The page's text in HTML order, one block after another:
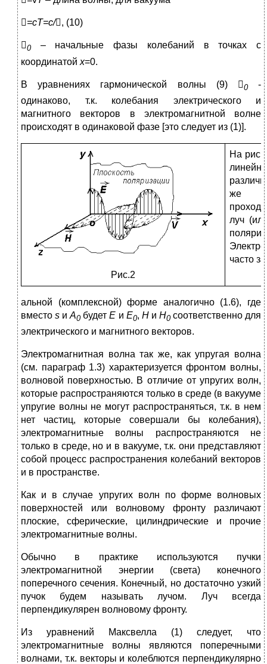
=сT=с/, (10)
0– начальные фазы колебаний в точках с
координатой x=0.
В уравнениях гармонической волны (9) 0-
одинаково, т.к. колебания электрического и
магнитного векторов в электромагнитной волне
происходят в одинаковой фазе [это следует из (1)].
Рис.2
На
же
луч
часто
альной (комплексной) форме аналогично (1.6), где
вместоs иА0будетЕ и Е0, Ни Н0соответственно для
электрического и магнитного векторов.
Электромагнитная волна так же, как упругая волна
(см. параграф 1.3) характеризуется фронтом волны,
волновой поверхностью. В отличие от упругих волн,
которые распространяются только в среде (в вакууме
упругие волны не могут распространяться, т.к. в нем
нет частиц, которые совершали бы колебания),
электромагнитные волны распространяются не
только в среде, но и в вакууме, т.к. они представляют
собой процесс распространения колебаний векторов
и в пространстве.
Как и в случае упругих волн по форме волновых
поверхностей или волновому фронту различают
плоские, сферические, цилиндрические и прочие
электромагнитные волны.
Обычно в практике используются пучки
электромагнитной энергии (света) конечного
поперечного сечения. Конечный, но достаточно узкий
пучок будем называть лучом. Луч всегда
перпендикулярен волновому фронту.
Из уравнений Максвелла (1) следует, что
электромагнитные волны являются поперечными
волнами, т.к. векторы и колеблются перпендикулярно